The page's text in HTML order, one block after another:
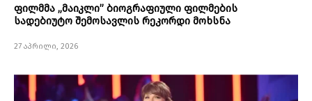
ფილმმა „მაიკლი” ბიოგრაფიული ფილმების
სადებიუტო შემოსავლის რეკორდი მოხსნა
27 აპრილი, 2026